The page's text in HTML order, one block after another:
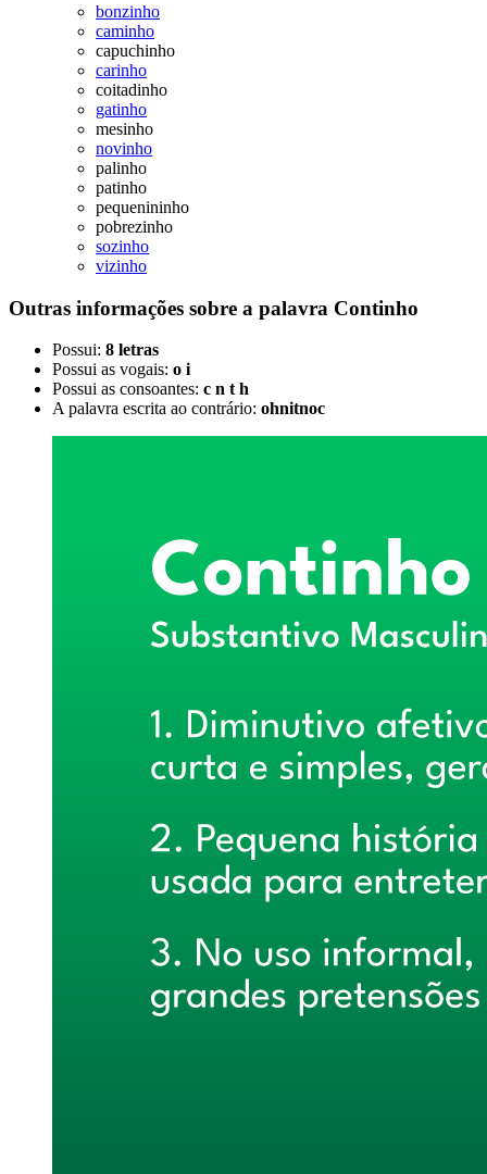
bonzinho
caminho
capuchinho
carinho
coitadinho
gatinho
mesinho
novinho
palinho
patinho
pequenininho
pobrezinho
sozinho
vizinho
Outras informações sobre a palavra Continho
Possui: 8 letras
Possui as vogais: o i
Possui as consoantes: c n t h
A palavra escrita ao contrário: ohnitnoc